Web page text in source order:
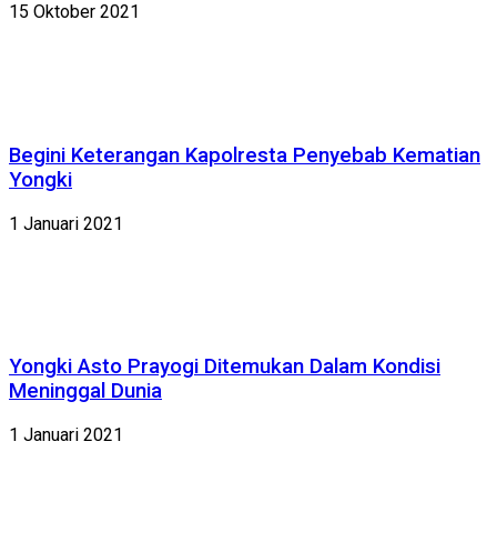
15 Oktober 2021
Begini Keterangan Kapolresta Penyebab Kematian
Yongki
1 Januari 2021
Yongki Asto Prayogi Ditemukan Dalam Kondisi
Meninggal Dunia
1 Januari 2021